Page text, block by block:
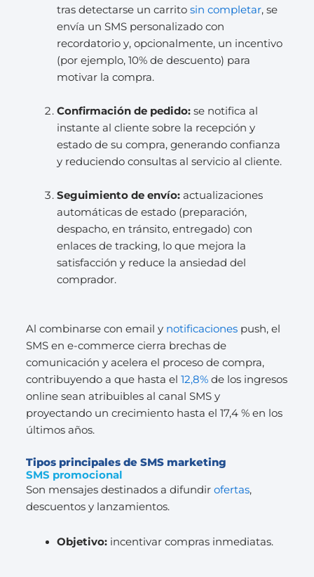
tras detectarse un carrito sin completar, se
envía un SMS personalizado con
recordatorio y, opcionalmente, un incentivo
(por ejemplo, 10% de descuento) para
motivar la compra.
Confirmación de pedido:se notifica al
instante al cliente sobre la recepción y
estado de su compra, generando confianza
y reduciendo consultas al servicio al cliente.
Seguimiento de envío:actualizaciones
automáticas de estado (preparación,
despacho, en tránsito, entregado) con
enlaces de tracking, lo que mejora la
satisfacción y reduce la ansiedad del
comprador.
Al combinarse con email y notificacionespush, el
SMS en e-commerce cierra brechas de
comunicación y acelera el proceso de compra,
contribuyendo a que hasta el 12,8%de los ingresos
online sean atribuibles al canal SMS y
proyectando un crecimiento hasta el 17,4 % en los
últimos años.
Tipos principales de SMS marketing
SMS promocional
Son mensajes destinados a difundirofertas,
descuentos y lanzamientos.
Objetivo:incentivar compras inmediatas.